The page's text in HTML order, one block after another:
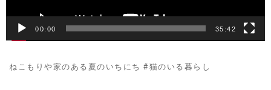
00:00 35:42
ねこもりや家のある夏のいちにち #猫のいる暮らし